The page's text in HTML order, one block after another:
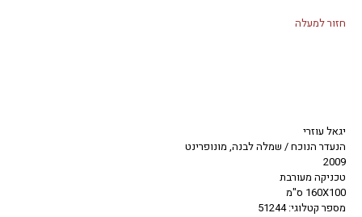
חזור למעלה
יגאל עוזרי
הנעדר הנוכח / שמלה לבנה, מונופרינט
2009
טכניקה מעורבת
160X100 ס"מ
מספר קטלוגי: 51244